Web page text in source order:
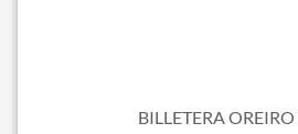
BILLETERA